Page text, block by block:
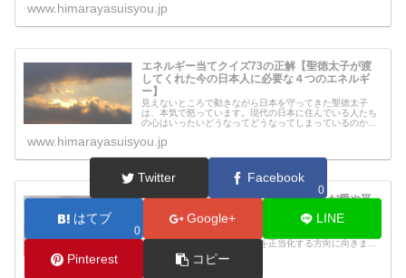
www.himarayasuisyou.jp
エネルギー当てクイズ73の正解【聖徳太子が渡
してくれた今の日本人に必要な４つのエネルギ
ー】
見えないところで動きながら日本を守ってきた聖徳太子
は、本気で怒っています。現代の日本に住んでいる人たち
の心はいったいどうなってどうなってしまっているのか。
に大変なことが起こるということを伝...
www.himarayasuisyou.jp
エネルギー当てクイズ72の正解【歪んだ愛や平
和のパワーが弱くなるエネルギー】
この世の中は、愛に満ち溢れています。歪んだ愛も満ち溢
義によって、聖戦と呼び争いを正当化する方向に向きま
す。そのために、たくさんの争いが起き、関係の無い人た
ちまで巻き添えにします。今回流した...
www.himarayasuisyou.jp
Twitter Facebook
0
はてブ
0
Google+ LINE
Pinterest コピー